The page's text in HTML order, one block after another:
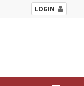
LOGIN